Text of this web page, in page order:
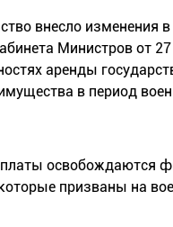
внесло изменения в
Министров от
аренды
в период
освобождаются
призваны на